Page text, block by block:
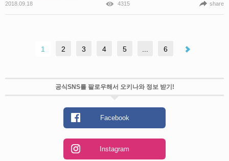
2018.09.18 4315 share
1 2 3 4 5 ... 6
공식SNS를 팔로우해서 오키나와 정보 받기!
Facebook
Instagram